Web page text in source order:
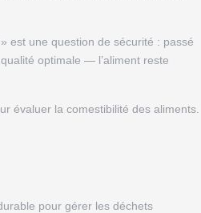
est une question de sécurité : passé
optimale — l’aliment reste
évaluer la comestibilité des aliments.
pour gérer les déchets